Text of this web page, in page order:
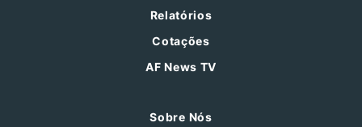
Relatórios
Cotações
AF News TV
Sobre Nós